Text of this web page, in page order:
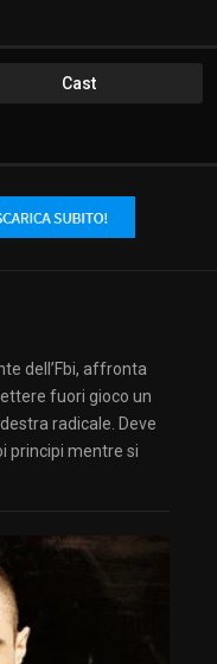
Cast
dell’Fbi, affronta
fuori gioco un
radicale. Deve
principi mentre si